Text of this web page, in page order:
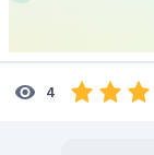
Jadi, jawaban
4